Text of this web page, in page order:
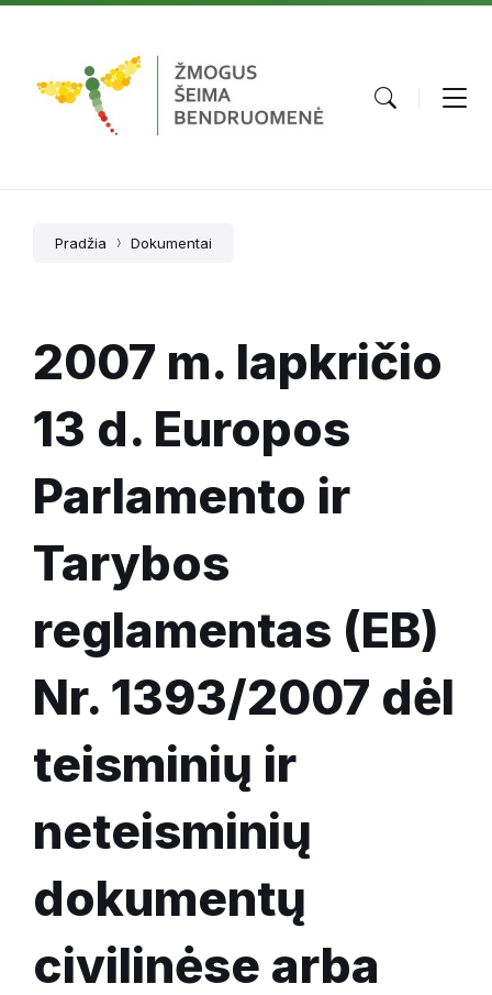
Skip
Skip
Skip
Pradžia Dokumentai
2007 m. lapkričio
13 d. Europos
Parlamento ir
Tarybos
reglamentas (EB)
Nr. 1393/2007 dėl
teisminių ir
neteisminių
dokumentų
civilinėse arba